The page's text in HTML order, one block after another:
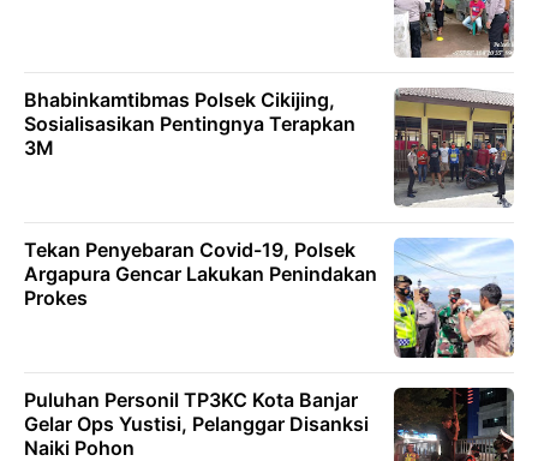
Bhabinkamtibmas Polsek Cikijing,
Sosialisasikan Pentingnya Terapkan
3M
Tekan Penyebaran Covid-19, Polsek
Argapura Gencar Lakukan Penindakan
Prokes
Puluhan Personil TP3KC Kota Banjar
Gelar Ops Yustisi, Pelanggar Disanksi
Naiki Pohon